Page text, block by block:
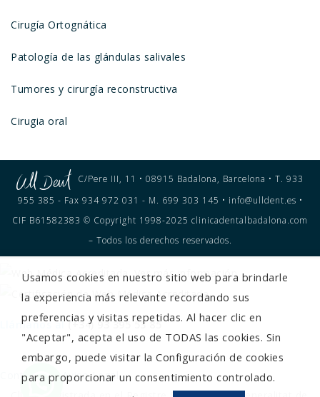
Cirugía Ortognática
Patología de las glándulas salivales
Tumores y cirurgía reconstructiva
Cirugia oral
C/Pere III, 11 • 08915 Badalona, Barcelona • T. 933
955 385 - Fax 934 972 031 - M. 699 303 145 • info@ulldent.es •
CIF B61582383 © Copyright 1998-2025 clinicadentalbadalona.com
– Todos los derechos reservados.
Llámanos al(+34) 93 395 53 85
Contacto
Aviso Legal
Usamos cookies en nuestro sitio web para brindarle
la experiencia más relevante recordando sus
preferencias y visitas repetidas. Al hacer clic en
"Aceptar", acepta el uso de TODAS las cookies. Sin
embargo, puede visitar la Configuración de cookies
para proporcionar un consentimiento controlado.